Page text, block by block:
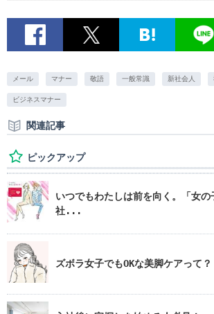
メール マナー 敬語 一般常識 新社会人
ビジネスマナー
関連記事
ピックアップ
いつでもわたしは前を向く。「女
社...
ズボラ女子でもOKな美脚ケアって？